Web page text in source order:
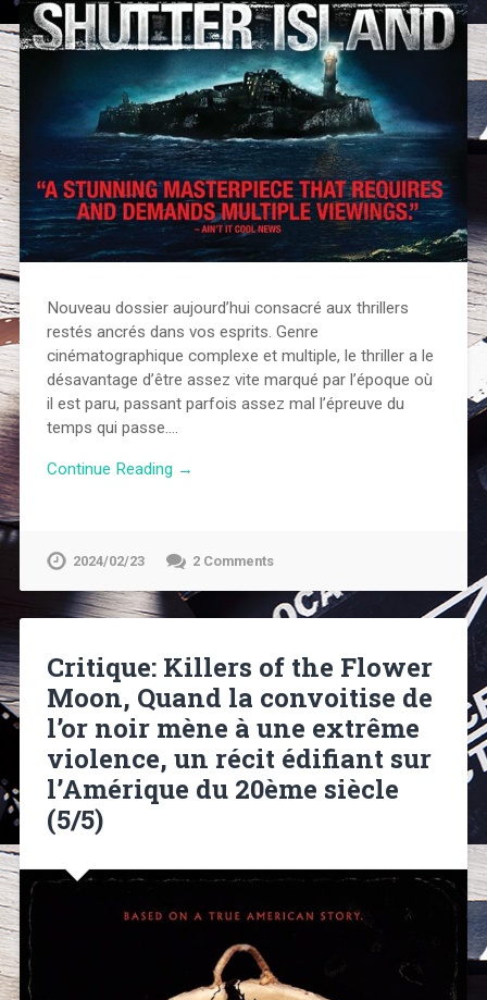
Nouveau dossier aujourd’hui consacré aux thrillers
restés ancrés dans vos esprits. Genre
cinématographique complexe et multiple, le thriller a le
désavantage d’être assez vite marqué par l’époque où
il est paru, passant parfois assez mal l’épreuve du
temps qui passe….
Continue Reading →
2024/02/23 2 Comments
Critique: Killers of the Flower
Moon, Quand la convoitise de
l’or noir mène à une extrême
violence, un récit édifiant sur
l’Amérique du 20ème siècle
(5/5)